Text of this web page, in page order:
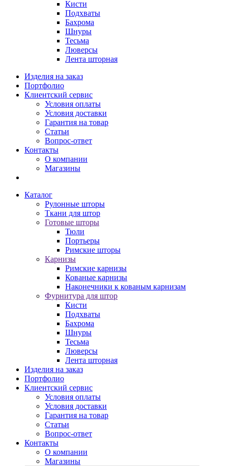
Кисти
Подхваты
Бахрома
Шнуры
Тесьма
Люверсы
Лента шторная
Изделия на заказ
Портфолио
Клиентский сервис
Условия оплаты
Условия доставки
Гарантия на товар
Статьи
Вопрос-ответ
Контакты
О компании
Магазины
Каталог
Рулонные шторы
Ткани для штор
Готовые шторы
Тюли
Портьеры
Римские шторы
Карнизы
Римские карнизы
Кованые карнизы
Наконечники к кованым карнизам
Фурнитура для штор
Кисти
Подхваты
Бахрома
Шнуры
Тесьма
Люверсы
Лента шторная
Изделия на заказ
Портфолио
Клиентский сервис
Условия оплаты
Условия доставки
Гарантия на товар
Статьи
Вопрос-ответ
Контакты
О компании
Магазины